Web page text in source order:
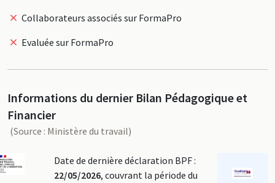
Collaborateurs associés sur FormaPro
Evaluée sur FormaPro
Informations du dernier Bilan Pédagogique et
Financier
(Source : Ministère du travail)
Date de dernière déclaration BPF :
22/05/2026, couvrant la période du